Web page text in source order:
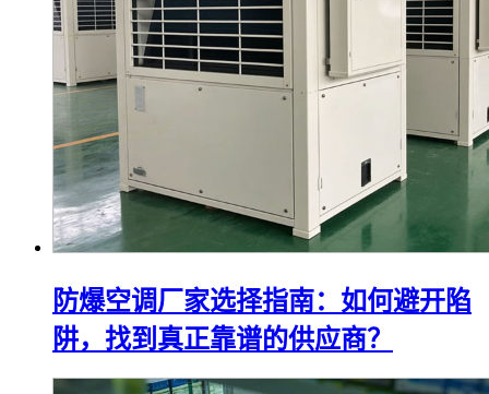
防爆空调厂家选择指南：如何避开陷
阱，找到真正靠谱的供应商？